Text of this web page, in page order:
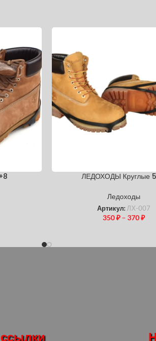
ЛЕДОХОДЫ Круглые
Ледоходы
Артикул: ЛХ-007
350₽ – 370₽